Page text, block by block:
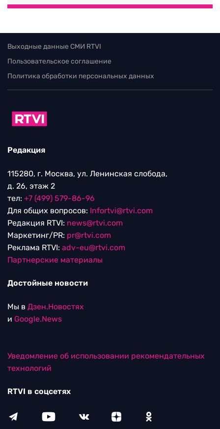
Выходные данные СМИ RTVI
Пользовательское соглашение
Политика обработки персональных данных
Редакция
115280, г. Москва, ул. Ленинская слобода,
д. 26, этаж 2
тел: +7 (499) 579-86-96
Для общих вопросов: Infortvi@rtvi.com
Редакция RTVI: news@rtvi.com
Маркетинг/PR: pr@rtvi.com
Реклама RTVI: adv-eu@rtvi.com
Партнерские материалы
Достойные новости
Мы в Дзен.Новостях
и Google.News
Уведомление об использовании рекомендательных
технологий
RTVI в соцсетях